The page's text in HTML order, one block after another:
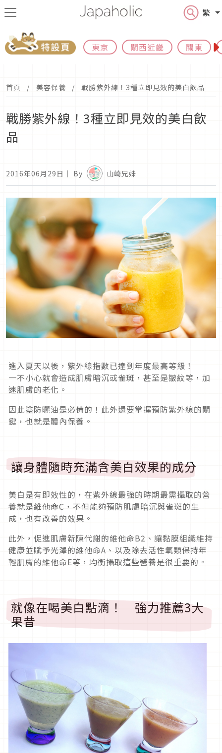
繁
東京 關西近畿 關東
首頁 美容保養 戰勝紫外線！3種立即見效的美白飲品
戰勝紫外線！3種立即見效的美白飲
品
2016年06月29日 ｜ By 山崎兄妹
進入夏天以後，紫外線指數已達到年度最高等級！
一不小心就會造成肌膚暗沉或雀斑，甚至是皺紋等，加
速肌膚的老化。
因此塗防曬油是必備的！此外還要掌握預防紫外線的關
鍵，也就是體內保養。
讓身體隨時充滿含美白效果的成分
美白是有即效性的，在紫外線最強的時期最需攝取的營
養就是維他命C，不但能夠預防肌膚暗沉與雀斑的生
成，也有改善的效果。
此外，促進肌膚新陳代謝的維他命B2、讓黏膜組織維持
健康並賦予光澤的維他命A、以及除去活性氧類保持年
輕肌膚的維他命E等，均衡攝取這些營養是很重要的。
就像在喝美白點滴！ 強力推薦3大
果昔